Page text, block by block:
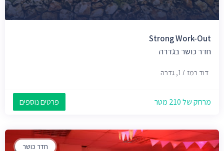
Strong Work-Out
חדר כושר בגדרה
דוד רמז 17, גדרה
מרחק של 210 מטר פרטים נוספים
חדר כושר